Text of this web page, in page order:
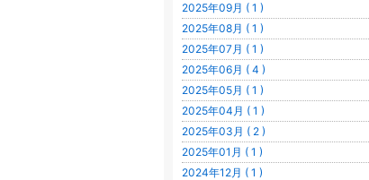
2025年09月 ( 1 )
2025年08月 ( 1 )
2025年07月 ( 1 )
2025年06月 ( 4 )
2025年05月 ( 1 )
2025年04月 ( 1 )
2025年03月 ( 2 )
2025年01月 ( 1 )
2024年12月 ( 1 )